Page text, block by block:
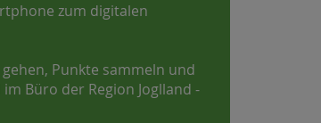
zum digitalen
Punkte sammeln und
Büro der Region Joglland -